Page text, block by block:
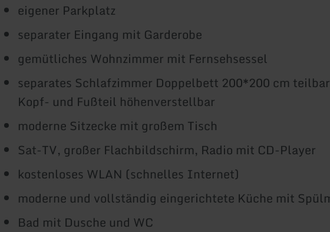
eigener Parkplatz
separater Eingang mit Garderobe
gemütliches Wohnzimmer mit Fernsehsessel
separates Schlafzimmer Doppelbett 200*200 cm
Kopf- und Fußteil höhenverstellbar
moderne Sitzecke mit großem Tisch
Sat-TV, großer Flachbildschirm, Radio mit CD-Player
kostenloses WLAN (schnelles Internet)
moderne und vollständig eingerichtete Küche mit
Bad mit Dusche und WC